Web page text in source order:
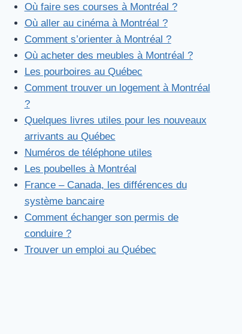
Où faire ses courses à Montréal ?
Où aller au cinéma à Montréal ?
Comment s’orienter à Montréal ?
Où acheter des meubles à Montréal ?
Les pourboires au Québec
Comment trouver un logement à Montréal
?
Quelques livres utiles pour les nouveaux
arrivants au Québec
Numéros de téléphone utiles
Les poubelles à Montréal
France – Canada, les différences du
système bancaire
Comment échanger son permis de
conduire ?
Trouver un emploi au Québec